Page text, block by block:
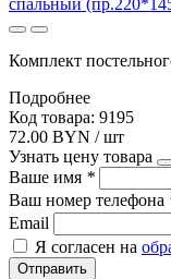
Комплект
Подробнее
Код товара: 9195
72.00 BYN / шт
Узнать цену товара
Ваше имя *
Ваш номер телефона
Email
Я согласен на
Отправить